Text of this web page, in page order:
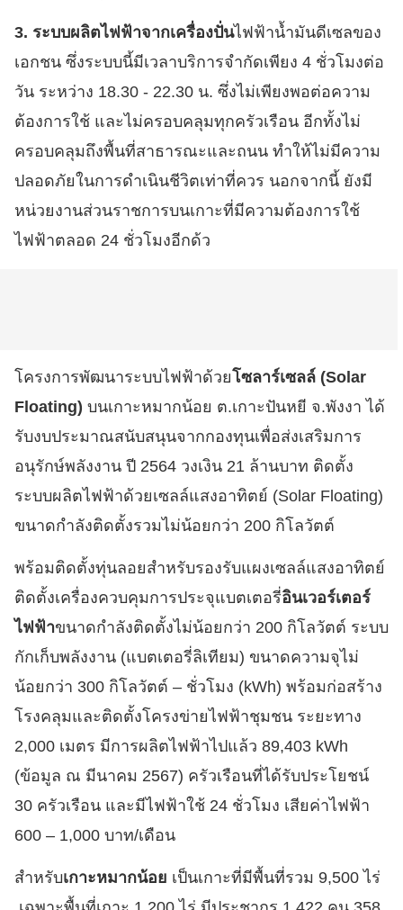
3. ระบบผลิตไฟฟ้าจากเครื่องปั่นไฟฟ้าน้ำมันดีเซลของ
เอกชน ซึ่งระบบนี้มีเวลาบริการจำกัดเพียง 4 ชั่วโมงต่อ
วัน ระหว่าง 18.30 - 22.30 น. ซึ่งไม่เพียงพอต่อความ
ต้องการใช้ และไม่ครอบคลุมทุกครัวเรือน อีกทั้งไม่
ครอบคลุมถึงพื้นที่สาธารณะและถนน ทำให้ไม่มีความ
ปลอดภัยในการดำเนินชีวิตเท่าที่ควร นอกจากนี้ ยังมี
หน่วยงานส่วนราชการบนเกาะที่มีความต้องการใช้
ไฟฟ้าตลอด 24 ชั่วโมงอีกด้ว
โครงการพัฒนาระบบไฟฟ้าด้วยโซลาร์เซลล์ (Solar
Floating) บนเกาะหมากน้อย ต.เกาะปันหยี จ.พังงา ได้
รับงบประมาณสนับสนุนจากกองทุนเพื่อส่งเสริมการ
อนุรักษ์พลังงาน ปี 2564 วงเงิน 21 ล้านบาท ติดตั้ง
ระบบผลิตไฟฟ้าด้วยเซลล์แสงอาทิตย์ (Solar Floating)
ขนาดกำลังติดตั้งรวมไม่น้อยกว่า 200 กิโลวัตต์
พร้อมติดตั้งทุ่นลอยสำหรับรองรับแผงเซลล์แสงอาทิตย์
ติดตั้งเครื่องควบคุมการประจุแบตเตอรี่อินเวอร์เตอร์
ไฟฟ้าขนาดกำลังติดตั้งไม่น้อยกว่า 200 กิโลวัตต์ ระบบ
กักเก็บพลังงาน (แบตเตอรี่ลิเทียม) ขนาดความจุไม่
น้อยกว่า 300 กิโลวัตต์ – ชั่วโมง (kWh) พร้อมก่อสร้าง
โรงคลุมและติดตั้งโครงข่ายไฟฟ้าชุมชน ระยะทาง
2,000 เมตร มีการผลิตไฟฟ้าไปแล้ว 89,403 kWh
(ข้อมูล ณ มีนาคม 2567) ครัวเรือนที่ได้รับประโยชน์
30 ครัวเรือน และมีไฟฟ้าใช้ 24 ชั่วโมง เสียค่าไฟฟ้า
600 – 1,000 บาท/เดือน
สำหรับเกาะหมากน้อย เป็นเกาะที่มีพื้นที่รวม 9,500 ไร่